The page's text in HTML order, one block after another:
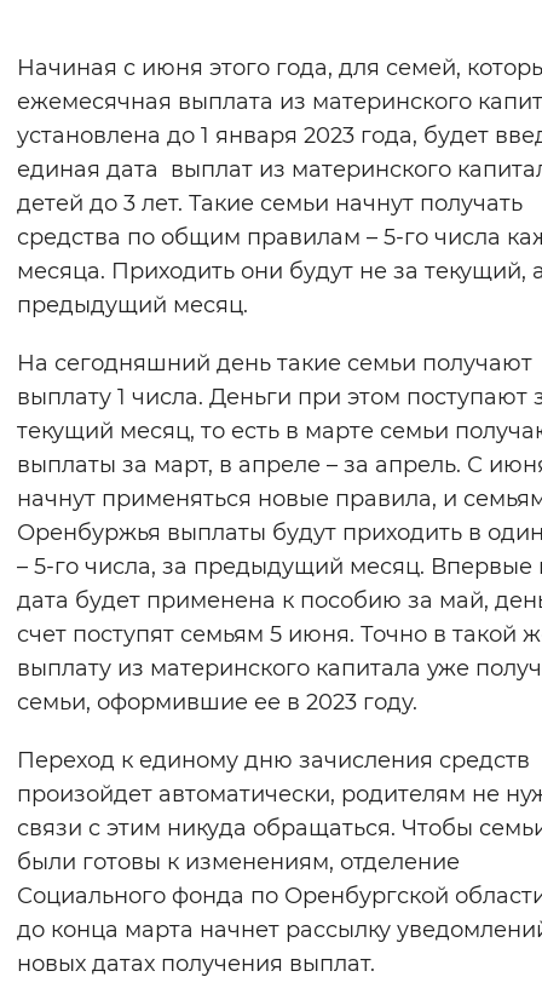
Цвет сайта
Монохромный Инверсивный
Синий фон
Изображения
Включены
Звуковой ассистент
Воспроизвести Остановить
Вернуть стандартные настройки
Начиная с июня этого года, для семей,
ежемесячная выплата из материнского
установлена до 1 января 2023 года, будет
единая дата выплат из материнского
детей до 3 лет. Такие семьи начнут получать
средства по общим правилам – 5-го числа
месяца. Приходить они будут не за текущий,
предыдущий месяц.
На сегодняшний день такие семьи получают
выплату 1 числа. Деньги при этом поступают
текущий месяц, то есть в марте семьи
выплаты за март, в апреле – за апрель. С
начнут применяться новые правила, и
Оренбуржья выплаты будут приходить в
– 5-го числа, за предыдущий месяц. Впервые
дата будет применена к пособию за май,
счет поступят семьям 5 июня. Точно в такой
выплату из материнского капитала уже
семьи, оформившие ее в 2023 году.
Переход к единому дню зачисления средств
произойдет автоматически, родителям не
связи с этим никуда обращаться. Чтобы
были готовы к изменениям, отделение
Социального фонда по Оренбургской
до конца марта начнет рассылку
новых датах получения выплат.